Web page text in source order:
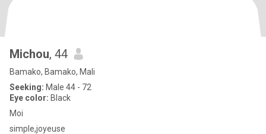
Michou, 44
Bamako, Bamako, Mali
Seeking: Male 44 - 72
Eye color: Black
Moi
simple,joyeuse